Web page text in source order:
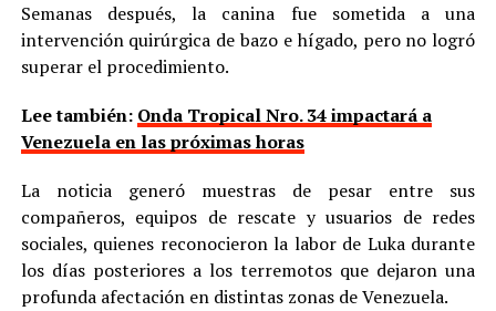
Semanas después, la canina fue sometida a una
intervención quirúrgica de bazo e hígado, pero no logró
superar el procedimiento.
Lee también: Onda Tropical Nro. 34 impactará a
Venezuela en las próximas horas
La noticia generó muestras de pesar entre sus
compañeros, equipos de rescate y usuarios de redes
sociales, quienes reconocieron la labor de Luka durante
los días posteriores a los terremotos que dejaron una
profunda afectación en distintas zonas de Venezuela.